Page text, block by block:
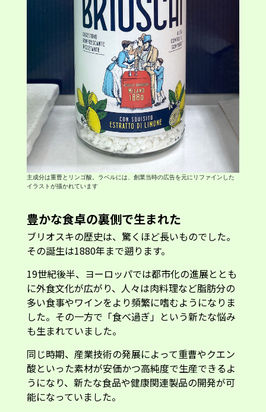
主成分は重曹とリンゴ酸。ラベルには、創業当時の広告を元にリファインした
イラストが描かれています
豊かな食卓の裏側で生まれた
ブリオスキの歴史は、驚くほど長いものでした。
その誕生は1880年まで遡ります。
19世紀後半、ヨーロッパでは都市化の進展ととも
に外食文化が広がり、人々は肉料理など脂肪分の
多い食事やワインをより頻繁に嗜むようになりま
した。その一方で「食べ過ぎ」という新たな悩み
も生まれていました。
同じ時期、産業技術の発展によって重曹やクエン
酸といった素材が安価かつ高純度で生産できるよ
うになり、新たな食品や健康関連製品の開発が可
能になっていました。